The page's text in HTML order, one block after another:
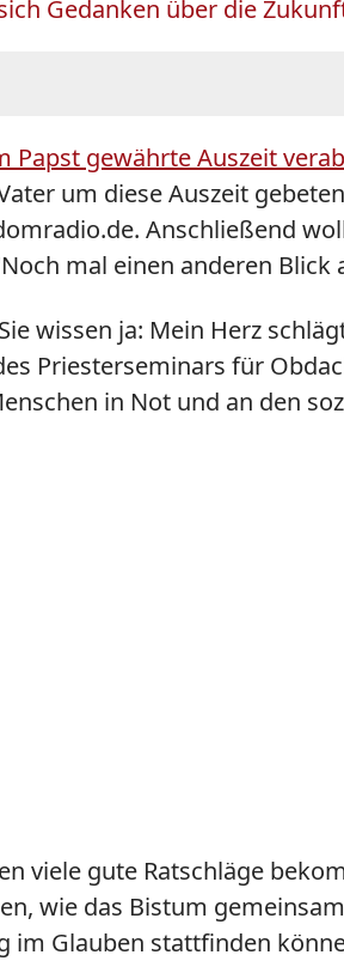
Gedanken über die
Papst gewährte Auszeit
um diese Auszeit
Anschließend
mal einen anderen
wissen ja: Mein Herz
Priesterseminars für
in Not und an den
viele gute Ratschläge
wie das Bistum
im Glauben stattfinden